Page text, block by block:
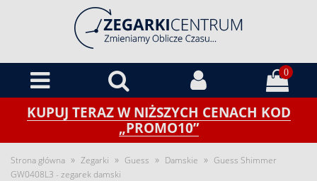
0
KUPUJ TERAZ W NIŻSZYCH CENACH KOD
„PROMO10”
Strona główna » Zegarki » Guess » Damskie » Guess Shimmer
GW0408L3 - zegarek damski